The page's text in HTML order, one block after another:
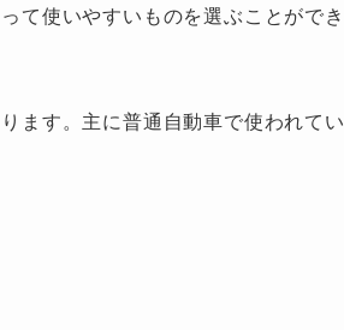
て使いやすいものを選ぶことができ
ます。主に普通自動車で使われてい